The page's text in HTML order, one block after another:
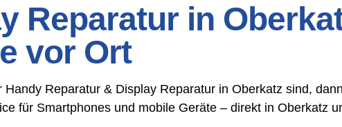
Reparatur in
vor Ort
Reparatur & Display Reparatur in Oberkatz sind,
für Smartphones und mobile Geräte – direkt in Oberkatz